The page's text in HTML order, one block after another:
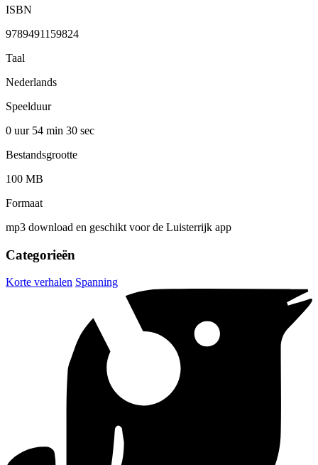
ISBN
9789491159824
Taal
Nederlands
Speelduur
0 uur 54 min 30 sec
Bestandsgrootte
100 MB
Formaat
mp3 download en geschikt voor de Luisterrijk app
Categorieën
Korte verhalen Spanning